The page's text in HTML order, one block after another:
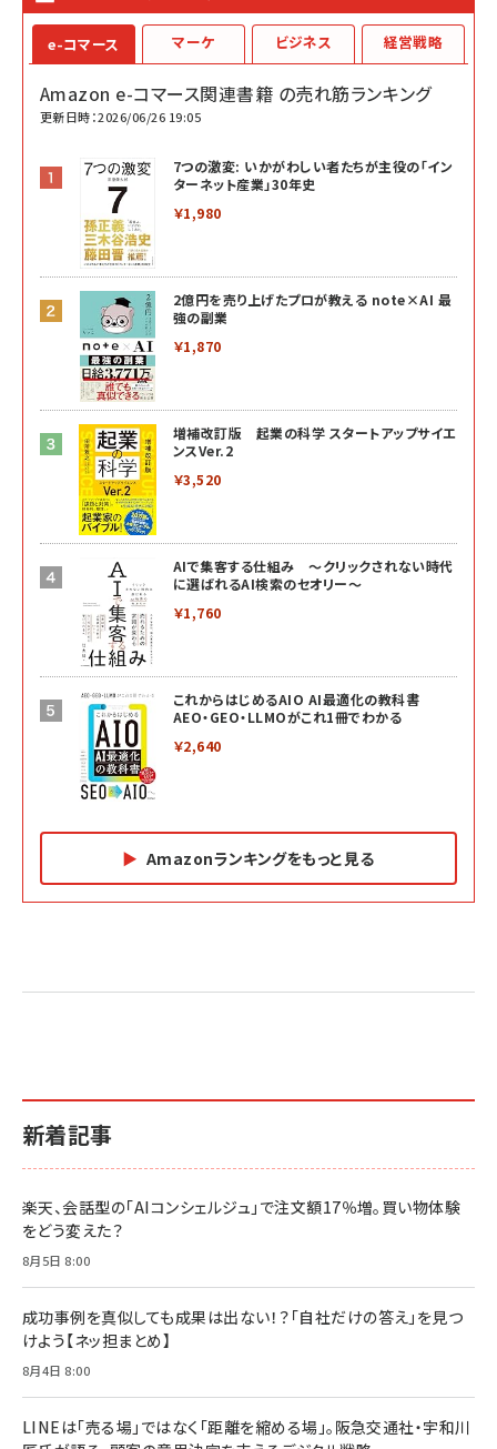
e-コマース
Amazon e-コマース関連書籍 の売れ筋ランキング
更新日時：2026/06/26 19:05
7つの激変: いかがわしい者たちが主役の「イン
ターネット産業」30年史
￥1,980
2億円を売り上げたプロが教える note×AI 最
強の副業
￥1,870
増補改訂版 起業の科学 スタートアップサイエ
ンスVer.2
￥3,520
AIで集客する仕組み ～クリックされない時代
に選ばれるAI検索のセオリー～
￥1,760
これからはじめるAIO AI最適化の教科書
AEO・GEO・LLMOがこれ1冊でわかる
￥2,640
Amazonランキングをもっと見る
マーケ
2億円を売り上げたプロが教える note×AI 最強の
小さな会社は戦略が9割
￥1,815
る時代の成長戦略
￥2,420
￥2,200
ビジネス
anan(アンアン)2026/07/01号 No.2501[魅せる
anan(アンアン)2026/06/24号 No.2500増刊
anan(アンアン)2026/07/08号 No.2502[2026
ママ投資家が育休中に１億貯めた株式投資
￥1,870
組織の成果を最大化する ルールのデザイン
￥1,980
経営戦略
ベインキャピタル 企業価値向上力の秘密
ルな本質」
￥2,750
新着記事
楽天、会話型の「AIコンシェルジュ」で注文額17％増。買い物体験
をどう変えた？
8月5日 8:00
成功事例を真似しても成果は出ない！？「自社だけの答え」を見つ
けよう【ネッ担まとめ】
8月4日 8:00
LINEは「売る場」ではなく「距離を縮める場」。阪急交通社・宇和川